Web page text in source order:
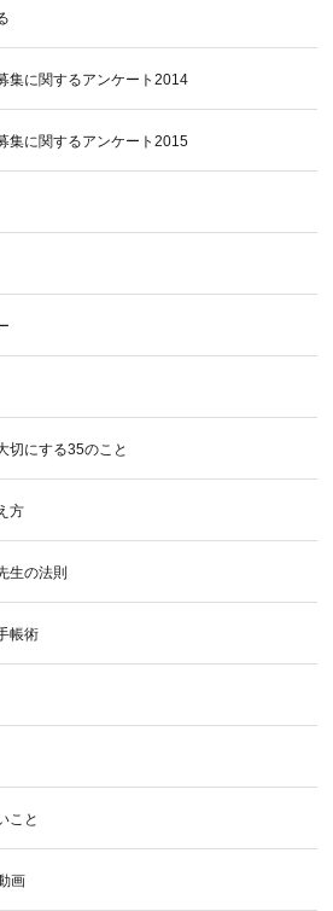
集に関するアンケート2014
集に関するアンケート2015
切にする35のこと
方
生の法則
帳術
こと
画